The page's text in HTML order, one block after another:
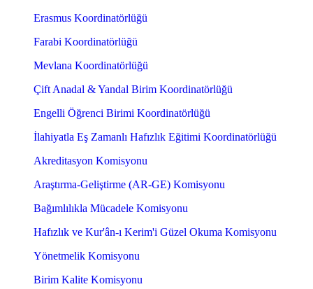
Erasmus Koordinatörlüğü
Farabi Koordinatörlüğü
Mevlana Koordinatörlüğü
Çift Anadal & Yandal Birim Koordinatörlüğü
Engelli Öğrenci Birimi Koordinatörlüğü
İlahiyatla Eş Zamanlı Hafızlık Eğitimi Koordinatörlüğü
Akreditasyon Komisyonu
Araştırma-Geliştirme (AR-GE) Komisyonu
Bağımlılıkla Mücadele Komisyonu
Hafızlık ve Kur'ân-ı Kerim'i Güzel Okuma Komisyonu
Yönetmelik Komisyonu
Birim Kalite Komisyonu